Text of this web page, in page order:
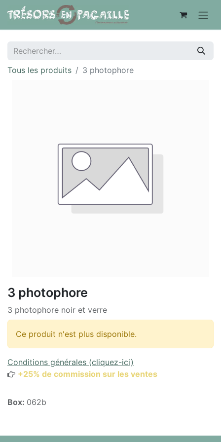
Tous les produits 3 photophore
3 photophore
3 photophore noir et verre
Ce produit n'est plus disponible.
Conditions générales (cliquez-ici)
+25% de commission sur les ventes
Box: 062b